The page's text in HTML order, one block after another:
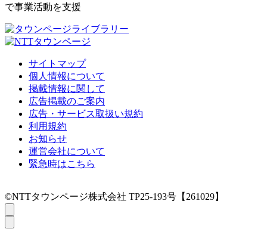
で事業活動を支援
サイトマップ
個人情報について
掲載情報に関して
広告掲載のご案内
広告・サービス取扱い規約
利用規約
お知らせ
運営会社について
緊急時はこちら
©NTTタウンページ株式会社 TP25-193号【261029】